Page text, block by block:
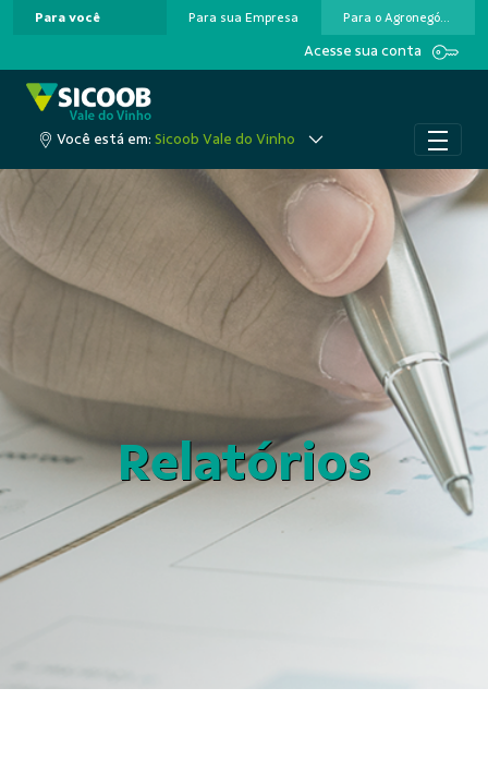
Pular para o Conteúdo principal
Para você Para sua Empresa Para o Agronegócio
Acesse sua conta
Você está em: Sicoob Vale do Vinho
Relatórios